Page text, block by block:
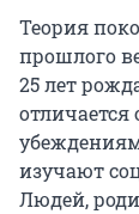
Теория
прошлого
25 лет
изучают
Людей,